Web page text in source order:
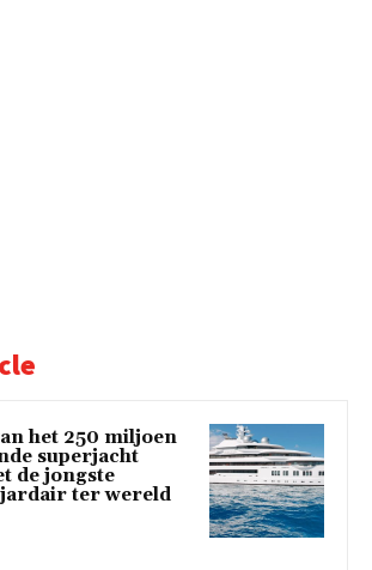
het 250 miljoen
superjacht
de jongste
ter wereld